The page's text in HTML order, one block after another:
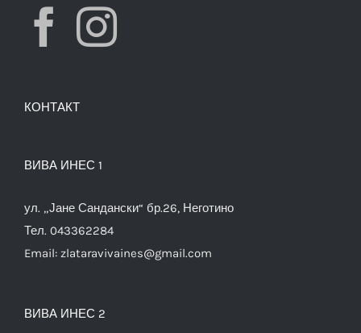
КОНТАКТ
ВИВА ИНЕС 1
ул. „Јане Сандански“ бр.26, Неготино
Тел. 043362284
Email: zlataravivaines@gmail.com
ВИВА ИНЕС 2